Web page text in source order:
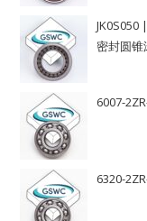
JK0S050
密封圆
6007-
6320-